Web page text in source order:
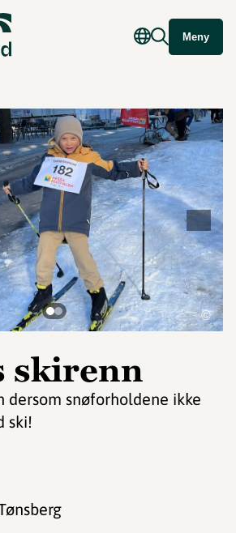
Meny
skirenn
dersom snøforholdene ikke
ski!
©